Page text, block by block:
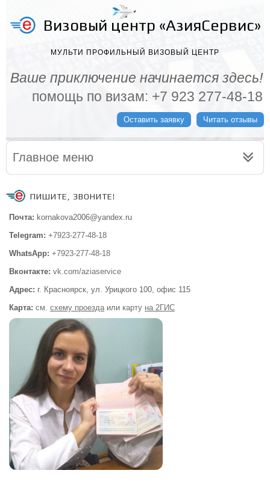
Визовый центр «АзияСервис»
МУЛЬТИ ПРОФИЛЬНЫЙ ВИЗОВЫЙ ЦЕНТР
Ваше приключение начинается здесь!
помощь по визам: +7 923 277-48-18
Оставить заявку Читать отзывы
Главное меню
ПИШИТЕ, ЗВОНИТЕ!
Почта: kornakova2006@yandex.ru
Telegram: +7923-277-48-18
WhatsApp: +7923-277-48-18
Вконтакте: vk.com/aziaservice
Адрес: г. Красноярск, ул. Урицкого 100, офис 115
Карта: см. схему проездаили карту на 2ГИС